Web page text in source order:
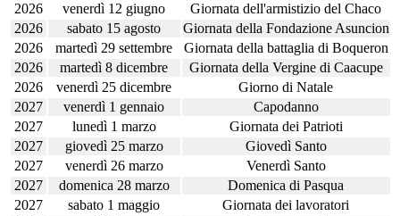
2026
venerdì 12 giugno
Giornata dell'armistizio del Chaco
2026
sabato 15 agosto
Giornata della Fondazione Asuncion
2026
martedì 29 settembre
Giornata della battaglia di Boqueron
2026
martedì 8 dicembre
Giornata della Vergine di Caacupe
2026
venerdì 25 dicembre
Giorno di Natale
2027
venerdì 1 gennaio
Capodanno
2027
lunedì 1 marzo
Giornata dei Patrioti
2027
giovedì 25 marzo
Giovedì Santo
2027
venerdì 26 marzo
Venerdì Santo
2027
domenica 28 marzo
Domenica di Pasqua
2027
sabato 1 maggio
Giornata dei lavoratori